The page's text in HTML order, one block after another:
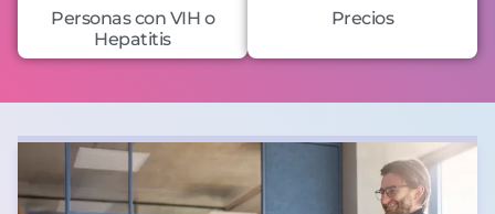
Personas con VIH o
Hepatitis
Precios